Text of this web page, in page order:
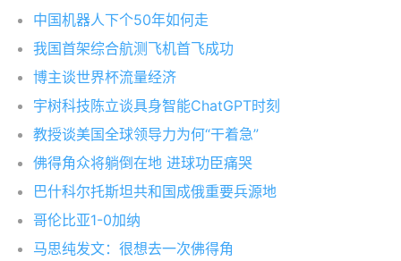
中国机器人下个50年如何走
我国首架综合航测飞机首飞成功
博主谈世界杯流量经济
宇树科技陈立谈具身智能ChatGPT时刻
教授谈美国全球领导力为何“干着急”
佛得角众将躺倒在地 进球功臣痛哭
巴什科尔托斯坦共和国成俄重要兵源地
哥伦比亚1-0加纳
马思纯发文：很想去一次佛得角